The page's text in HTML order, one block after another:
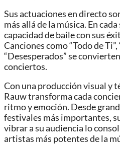
Sus actuaciones en directo
más allá de la música. En
capacidad de baile con sus
Canciones como “Todo de Ti”,
“Desesperados” se
conciertos.
Con una producción visual y
Rauw transforma cada
ritmo y emoción. Desde
festivales más importantes,
vibrar a su audiencia lo
artistas más potentes de la